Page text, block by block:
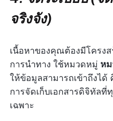
จริงจัง)
เนื้อหาของคุณต้องมีโครงส
การนำทาง ใช้หมวดหมู่ ห
ให้ข้อมูลสามารถเข้าถึงได้
การจัดเก็บเอกสารดิจิทัล
เฉพาะ